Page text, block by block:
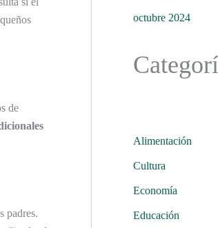
de
padres.
octubre 2024
Alimentación
Cultura
Economía
Educación